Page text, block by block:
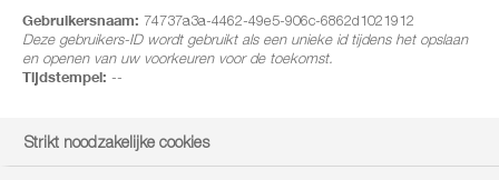
Gebruikersnaam: 74737a3a-4462-49e5-906c-6862d1021912
Deze gebruikers-ID wordt gebruikt als een unieke id tijdens het opslaan
en openen van uw voorkeuren voor de toekomst.
Tijdstempel: --
Strikt noodzakelijke cookies